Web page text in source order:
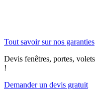
Tout savoir sur nos garanties
Devis fenêtres, portes,
!
Demander un devis gratuit